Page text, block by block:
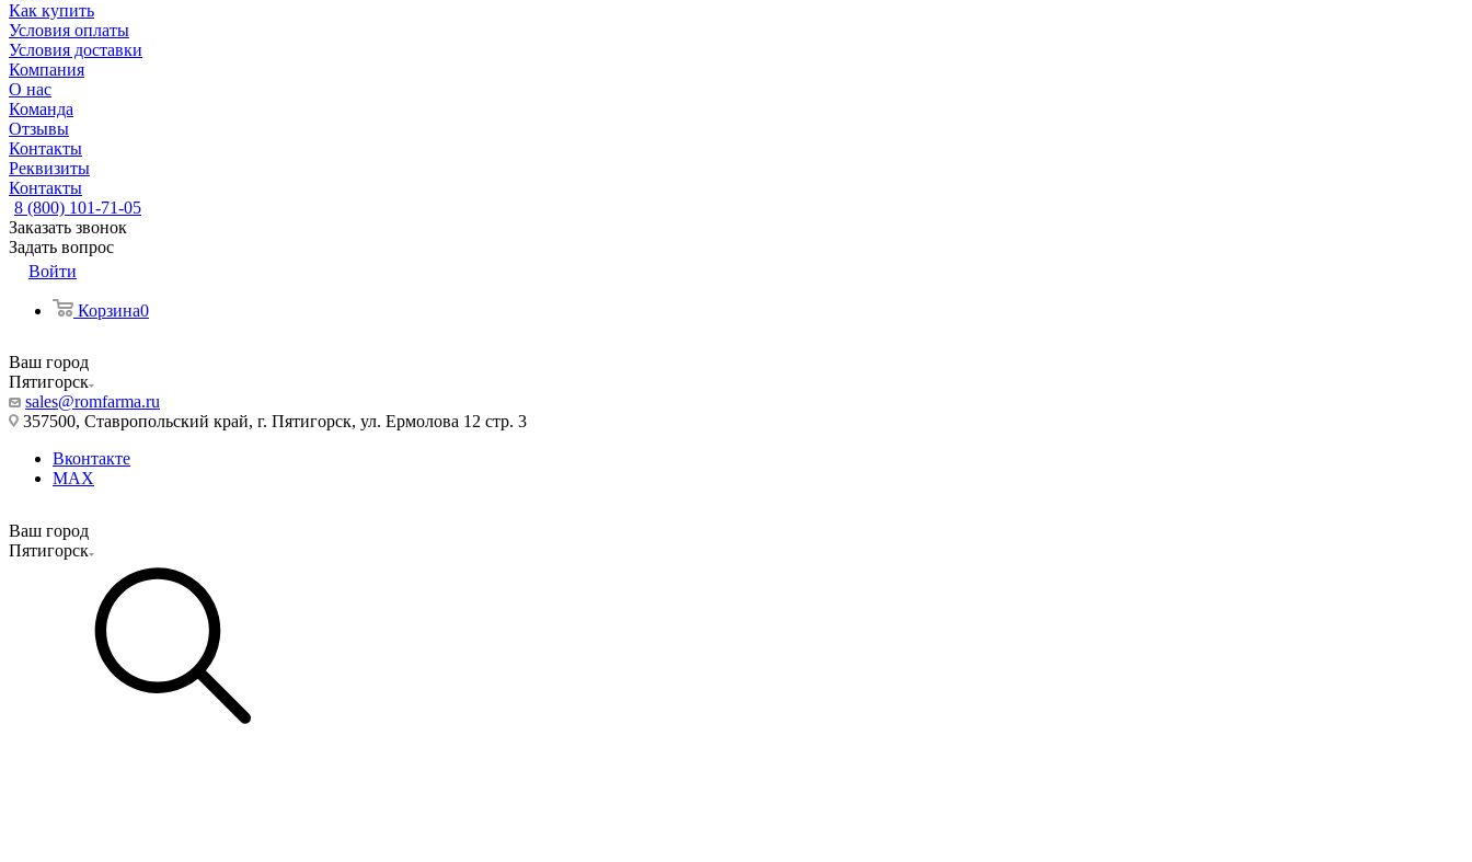
Как купить
Условия оплаты
Условия доставки
Компания
О нас
Команда
Отзывы
Контакты
Реквизиты
Контакты
8 (800) 101-71-05
Заказать звонок
Задать вопрос
Войти
Корзина0
Ваш город
Пятигорск
sales@romfarma.ru
357500, Ставропольский край, г. Пятигорск, ул. Ермолова 12 стр. 3
Вконтакте
MAX
Ваш город
Пятигорск